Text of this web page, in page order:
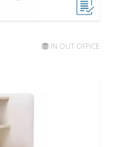
IN OUT OFFICE